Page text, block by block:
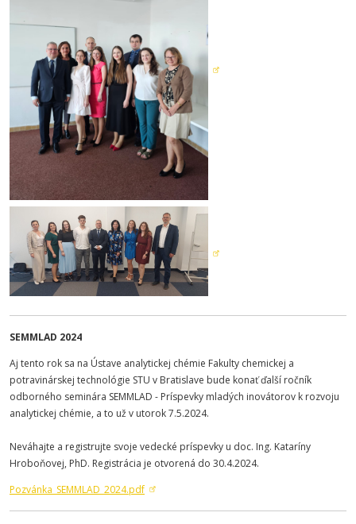
SEMMLAD 2024
Aj tento rok sa na Ústave analytickej chémie Fakulty chemickej a
potravinárskej technológie STU v Bratislave bude konať ďalší ročník
odborného seminára SEMMLAD - Príspevky mladých inovátorov k rozvoju
analytickej chémie, a to už v utorok 7.5.2024.
Neváhajte a registrujte svoje vedecké príspevky u doc. Ing. Kataríny
Hroboňovej, PhD. Registrácia je otvorená do 30.4.2024.
Pozvánka_SEMMLAD_2024.pdf